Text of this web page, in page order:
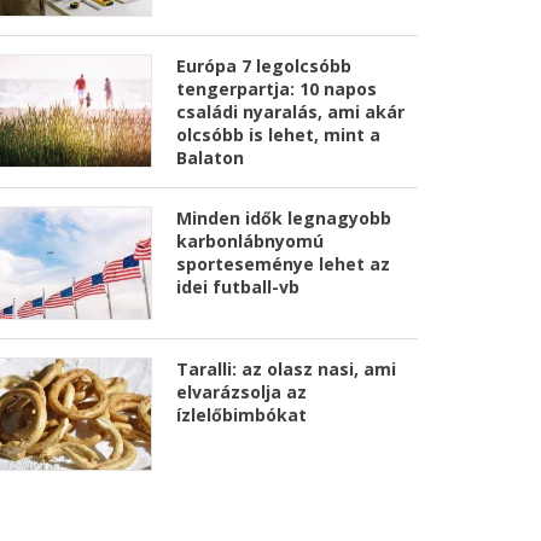
Európa 7 legolcsóbb
tengerpartja: 10 napos
családi nyaralás, ami akár
olcsóbb is lehet, mint a
Balaton
Minden idők legnagyobb
karbonlábnyomú
sporteseménye lehet az
idei futball-vb
Taralli: az olasz nasi, ami
elvarázsolja az
ízlelőbimbókat